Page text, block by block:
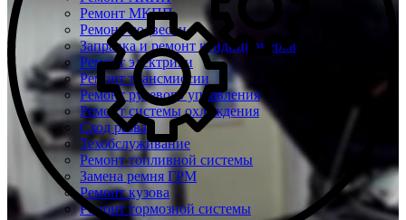
Ремонт МКПП
Ремонт подвески
Заправка и ремонт кондиционеров
Ремонт электрики
Ремонт трансмиссии
Ремонт рулевого управления
Ремонт системы охлаждения
Сход развал
Техобслуживание
Ремонт топливной системы
Замена ремня ГРМ
Ремонт кузова
Ремонт тормозной системы